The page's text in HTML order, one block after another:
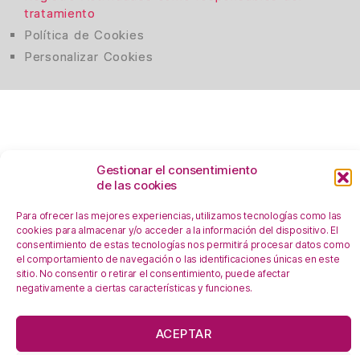
Gestionar el consentimiento
de las cookies
Para ofrecer las mejores experiencias, utilizamos tecnologías como las
cookies para almacenar y/o acceder a la información del dispositivo. El
consentimiento de estas tecnologías nos permitirá procesar datos como
el comportamiento de navegación o las identificaciones únicas en este
sitio. No consentir o retirar el consentimiento, puede afectar
negativamente a ciertas características y funciones.
ACEPTAR
tratamiento
Política de Cookies
Personalizar Cookies